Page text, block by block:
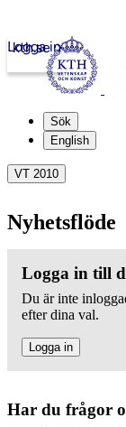
kth.se
Logga in
Sök
English
VT 2010
Nyhetsflöde
Logga in till
Du är inte
efter dina val.
Logga in
Har du frågor